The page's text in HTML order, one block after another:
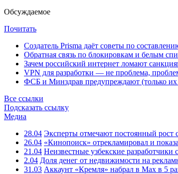
Обсуждаемое
Почитать
Создатель Prisma даёт советы по
Обратная связь по блокировкам и белым
Зачем российский интернет ломают
VPN для разработки — не проблема,
ФСБ и Минздрав предупреждают (только их
Все ссылки
Подсказать ссылку
Медиа
28.04 Эксперты отмечают постоянный рост
26.04 «Кинопоиск» отрекламировал и
21.04 Неизвестные узбекские
2.04 Доля денег от недвижимости на
31.03 Аккаунт «Кремля» набрал в Max в 5